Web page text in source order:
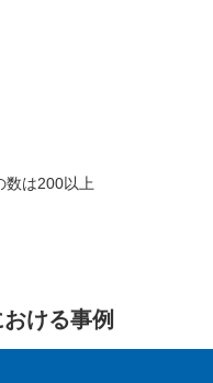
数は200以上
ける事例